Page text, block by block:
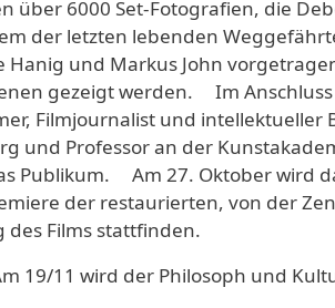
über 6000 Set-Fotografien, die
der letzten lebenden
Hanig und Markus John
gezeigt werden. Im
Filmjournalist und intellektueller
und Professor an der
Publikum. Am 27. Oktober wird
der restaurierten, von der
des Films stattfinden.
19/11 wird der Philosoph und